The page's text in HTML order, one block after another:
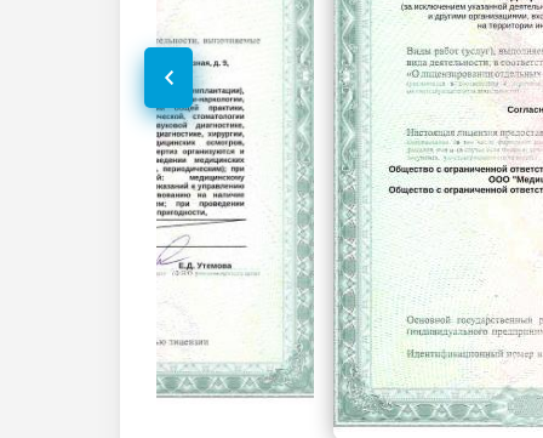
КТ костей таза
КТ коленного сустава
КЛКТ челюсти (стоматологическое)
КТ сосудов
КТ сосудов головного мозга
УЗИ суставов
УЗИ плечевого сустава
УЗИ локтевого сустава
УЗИ тазобедренного сустава